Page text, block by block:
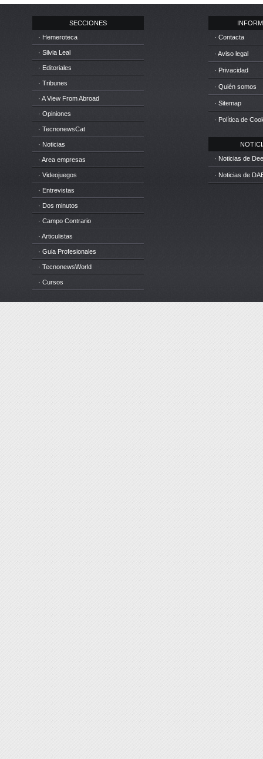
SECCIONES
· Hemeroteca
· Silvia Leal
· Editoriales
· Tribunes
· A View From Abroad
· Opiniones
· TecnonewsCat
· Noticias
· Area empresas
· Videojuegos
· Entrevistas
· Dos minutos
· Campo Contrario
· Articulistas
· Guia Profesionales
· TecnonewsWorld
· Cursos
· Contacta
· Aviso legal
· Privacidad
· Quién somos
· Sitemap
· Política de
· Noticias de
· Noticias de